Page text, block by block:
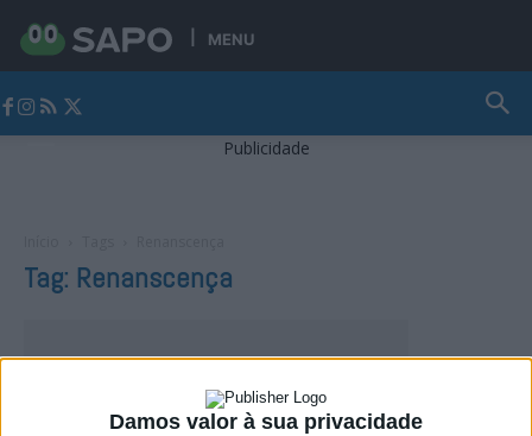
Damos valor à sua privacidade
MENU
Publicidade
Tag: Renanscença